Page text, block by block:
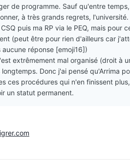
de programme. Sauf qu'entre
à très grands regrets, l'université.
puis ma RP via le PEQ, mais pour
(peut être pour rien d'ailleurs car
réponse [emoji16])
extrêmement mal organisé (droit à
Donc j'ai pensé qu'Arrima
ces procédures qui n'en finissent
un statut permanent.